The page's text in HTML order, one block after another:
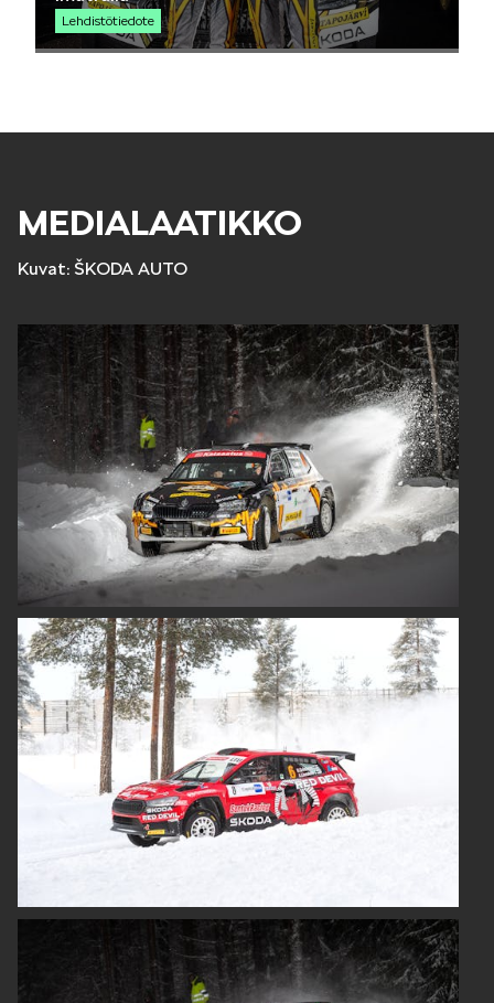
KODIAQ
SUPERB
ENYAQ
ELROQ
EPIQ
Lehdistötiedote
MEDIALAATIKKO
Kuvat: ŠKODA AUTO